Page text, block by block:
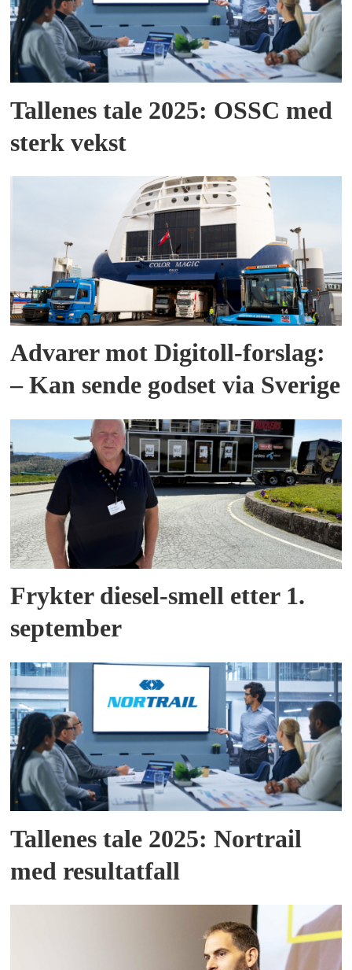
Tallenes tale 2025: OSSC med
sterk vekst
Advarer mot Digitoll-forslag:
– Kan sende godset via Sverige
Frykter diesel-smell etter 1.
september
Tallenes tale 2025: Nortrail
med resultatfall